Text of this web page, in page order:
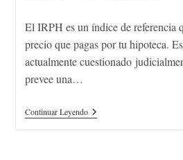
El IRPH es un índice de referencia
precio que pagas por tu hipoteca.
actualmente cuestionado
prevee una…
Continuar Leyendo